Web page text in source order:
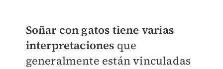
Soñar con gatos tiene varias
interpretaciones que
generalmente están vinculadas